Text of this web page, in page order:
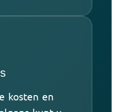
kosten en